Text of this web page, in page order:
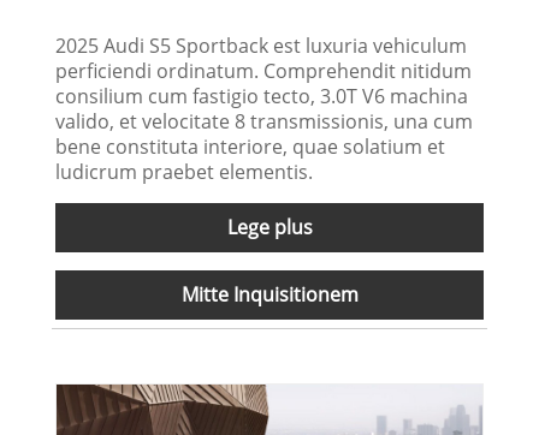
2025 Audi S5 Sportback est luxuria vehiculum
perficiendi ordinatum. Comprehendit nitidum
consilium cum fastigio tecto, 3.0T V6 machina
valido, et velocitate 8 transmissionis, una cum
bene constituta interiore, quae solatium et
ludicrum praebet elementis.
Lege plus
Mitte Inquisitionem